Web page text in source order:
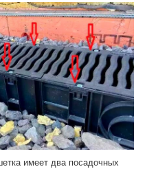
имеет два посадочных